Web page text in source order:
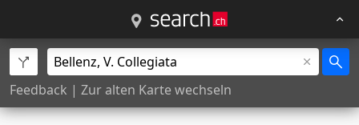
Feedback | Zur alten Karte wechseln